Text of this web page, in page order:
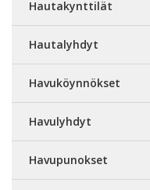
Hautakynttilät
Hautalyhdyt
Havuköynnökset
Havulyhdyt
Havupunokset